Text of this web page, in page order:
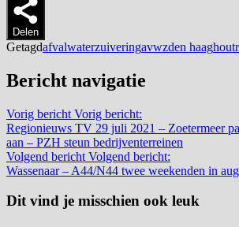
Delen
Getagdafvalwaterzuiveringavwzden haag
Bericht navigatie
Vorig bericht Vorig bericht:
Regionieuws TV 29 juli 2021 – Zoetermeer
aan – PZH steun bedrijventerreinen
Volgend bericht Volgend bericht:
Wassenaar – A44/N44 twee weekenden in
Dit vind je misschien ook leuk